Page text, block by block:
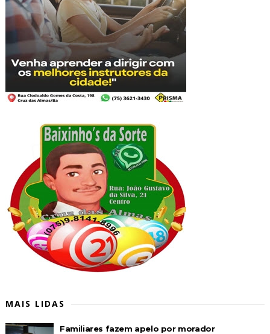
MAIS LIDAS
Familiares fazem apelo por morador